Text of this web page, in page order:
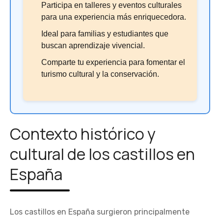
Participa en talleres y eventos culturales
para una experiencia más enriquecedora.
Ideal para familias y estudiantes que
buscan aprendizaje vivencial.
Comparte tu experiencia para fomentar el
turismo cultural y la conservación.
Contexto histórico y
cultural de los castillos en
España
Los castillos en España surgieron principalmente